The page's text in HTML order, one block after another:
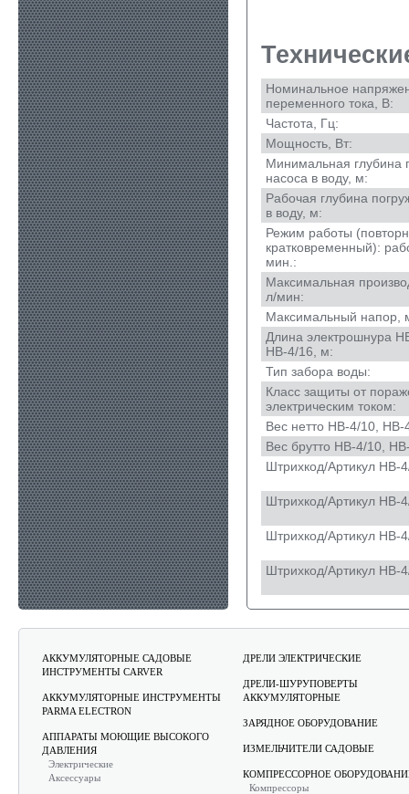
Номинальное
переменного тока, В:
Частота, Гц:
Мощность, Вт:
Минимальная глубина
насоса в воду, м:
Рабочая глубина
в воду, м:
Режим работы
кратковременный):
мин.:
Максимальная
л/мин:
Максимальный напор,
Длина электрошнура
НВ-4/16, м:
Тип забора воды:
Класс защиты от
электрическим током:
Вес нетто НВ-4/10, НВ-
Вес брутто НВ-4/10,
Штрихкод/Артикул НВ-
Штрихкод/Артикул НВ-
Штрихкод/Артикул НВ-
Штрихкод/Артикул НВ-
АККУМУЛЯТОРНЫЕ САДОВЫЕ
ИНСТРУМЕНТЫ CARVER
АККУМУЛЯТОРНЫЕ ИНСТРУМЕНТЫ
PARMA ELECTRON
АППАРАТЫ МОЮЩИЕ ВЫСОКОГО
ДАВЛЕНИЯ
Электрические
Аксессуары
ДРЕЛИ ЭЛЕКТРИЧЕСКИЕ
ДРЕЛИ-ШУРУПОВЕРТЫ
АККУМУЛЯТОРНЫЕ
ЗАРЯДНОЕ ОБОРУДОВАНИЕ
ИЗМЕЛЬЧИТЕЛИ САДОВЫЕ
КОМПРЕССОРНОЕ
Компрессоры